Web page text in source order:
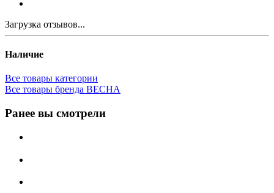
Загрузка отзывов...
Наличие
Все товары категории
Все товары бренда ВЕСНА
Ранее вы смотрели